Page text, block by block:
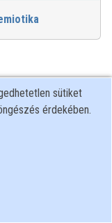
sütiket
érdekében.